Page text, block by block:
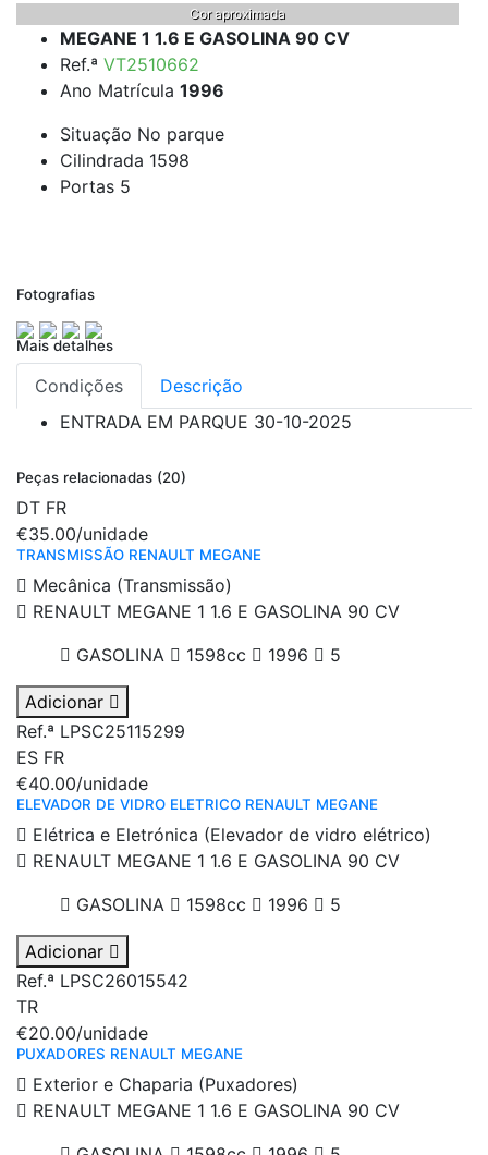
Cor aproximada
MEGANE 1 1.6 E GASOLINA 90 CV
Ref.ª VT2510662
Ano Matrícula 1996
Situação No parque
Cilindrada 1598
Portas 5
Fotografias
Mais detalhes
Condições
Descrição
ENTRADA EM PARQUE 30-10-2025
Peças relacionadas (20)
DT FR
€35.00/unidade
TRANSMISSÃO RENAULT MEGANE
Mecânica (Transmissão)
RENAULT MEGANE 1 1.6 E GASOLINA 90 CV
GASOLINA
1598cc 1996 5
Adicionar
Ref.ª LPSC25115299
ES FR
€40.00/unidade
ELEVADOR DE VIDRO ELETRICO RENAULT MEGANE
Elétrica e Eletrónica (Elevador de vidro elétrico)
RENAULT MEGANE 1 1.6 E GASOLINA 90 CV
GASOLINA
1598cc 1996 5
Adicionar
Ref.ª LPSC26015542
TR
€20.00/unidade
PUXADORES RENAULT MEGANE
Exterior e Chaparia (Puxadores)
RENAULT MEGANE 1 1.6 E GASOLINA 90 CV